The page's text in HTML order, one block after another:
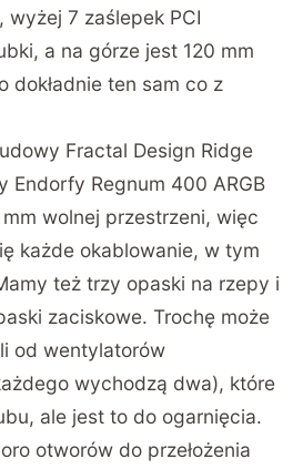
wyżej 7 zaślepek PCI
a na górze jest 120 mm
dokładnie ten sam co z
Fractal Design Ridge
Endorfy Regnum 400 ARGB
wolnej przestrzeni, więc
każde okablowanie, w tym
też trzy opaski na rzepy i
zaciskowe. Trochę może
od wentylatorów
wychodzą dwa), które
ale jest to do ogarnięcia.
otworów do przełożenia